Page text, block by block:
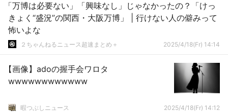
「万博は必要ない」「興味なし」じゃなかったの？「けっ
きょく“盛況”の関西・大阪万博」 | 行けない人の僻みって
怖いよな
２ちゃんねるニュース超速まとめ＋ 2025/4/18(Fr) 14:14
【画像】adoの握手会ワロタ
wwwwwwwwwwww
暇つぶしニュース 2025/4/18(Fr) 14:12